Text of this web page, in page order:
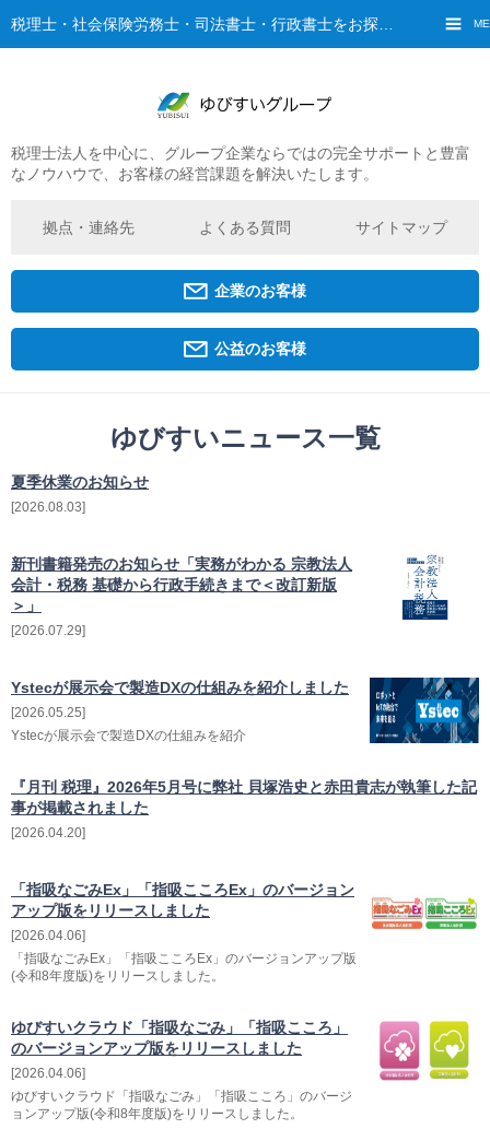
税理士法人を中心に、グループ企業ならではの完全サポートと豊富
なノウハウで、お客様の経営課題を解決いたします。
拠点・連絡先 よくある質問 サイトマップ
企業のお客様
公益のお客様
ご挨拶
グループ概要
ゆびすいのあゆみ
京都オフィス
寺院などの宗教法人経営者の方
認定こども園経営者の方
幼稚園・学校法人経営者の方
保育園経営者の方
介護専門チームからのお知らせ
ゆびすいニュース一覧
2026.08.03
夏季休業のお知らせ
2026.07.29
新刊書籍発売のお知らせ「実務がわかる 宗教法人
会計・税務 基礎から行政手続きまで＜改訂新版
＞」
2026.05.25
Ystecが展示会で製造DXの仕組みを紹介しました
Ystecが展示会で製造DXの仕組みを紹介
2026.04.20
『月刊 税理』2026年5月号に弊社 貝塚浩史と赤田貴志が執筆した記
事が掲載されました
2026.04.06
「指吸なごみEx」「指吸こころEx」のバージョン
アップ版をリリースしました
「指吸なごみEx」「指吸こころEx」のバージョンアップ版
(令和8年度版)をリリースしました。
2026.04.06
ゆびすいクラウド「指吸なごみ」「指吸こころ」
のバージョンアップ版をリリースしました
ゆびすいクラウド「指吸なごみ」「指吸こころ」のバージ
ョンアップ版(令和8年度版)をリリースしました。